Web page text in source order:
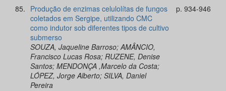
85. Produção de enzimas celulolítas de fungos
coletados em Sergipe, utilizando CMC
como indutor sob diferentes tipos de cultivo
submerso
SOUZA, Jaqueline Barroso; AMÂNCIO,
Francisco Lucas Rosa; RUZENE, Denise
Santos; MENDONÇA ,Marcelo da Costa;
LÓPEZ, Jorge Alberto; SILVA, Daniel
Pereira
p. 934-946